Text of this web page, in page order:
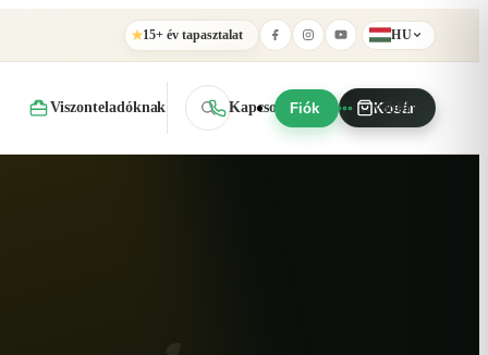
★15+ év tapasztalat HU
Viszonteladóknak Kapcsolat További
Fiók Kosár